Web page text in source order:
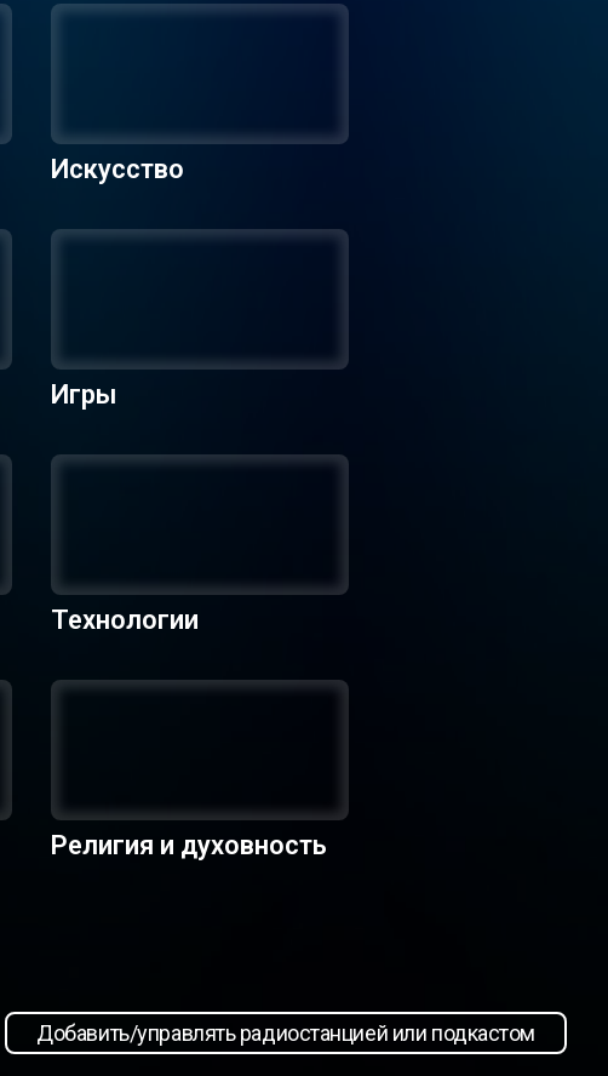
Искусство
Игры
Технологии
Религия и духовность
Добавить/управлять радиостанцией или подкастом